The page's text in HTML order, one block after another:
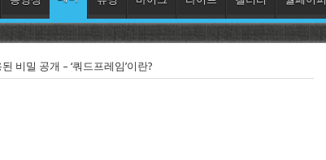
된 비밀 공개 – ‘쿼드프레임’이란?